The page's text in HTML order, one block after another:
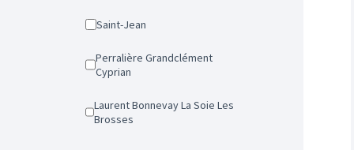
Saint-Jean
Perralière Grandclément
Cyprian
Laurent Bonnevay La Soie Les
Brosses